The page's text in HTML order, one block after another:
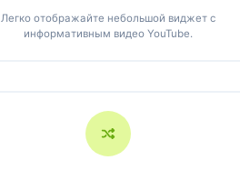
Легко отображайте небольшой виджет с
информативным видео YouTube.